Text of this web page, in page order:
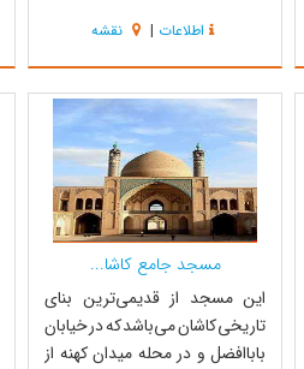
کاشان قرار دارد که قدمت آن به
دوران قاجار بر می‌گردد . صحن مصفا
،ایوان کاشیکاری مزین به نقاشی
مناظر و آبنما و درختان سرو سر...
اطلاعات | نقشه
مسجد جامع کاشا...
این مسجد از قدیمی‌ترین بنای
تاریخی کاشان می‌باشد که در خیابان
باباافضل و در محله میدان کهنه از